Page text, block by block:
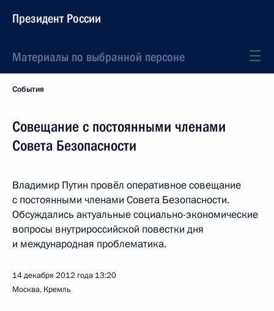
Президент России
Материалы по выбранной персоне
События
Совещание с постоянными членами
Совета Безопасности
Владимир Путин провёл оперативное совещание
с постоянными членами Совета Безопасности.
Обсуждались актуальные социально-экономические
вопросы внутрироссийской повестки дня
и международная проблематика.
14 декабря 2012 года 13:20
Москва, Кремль